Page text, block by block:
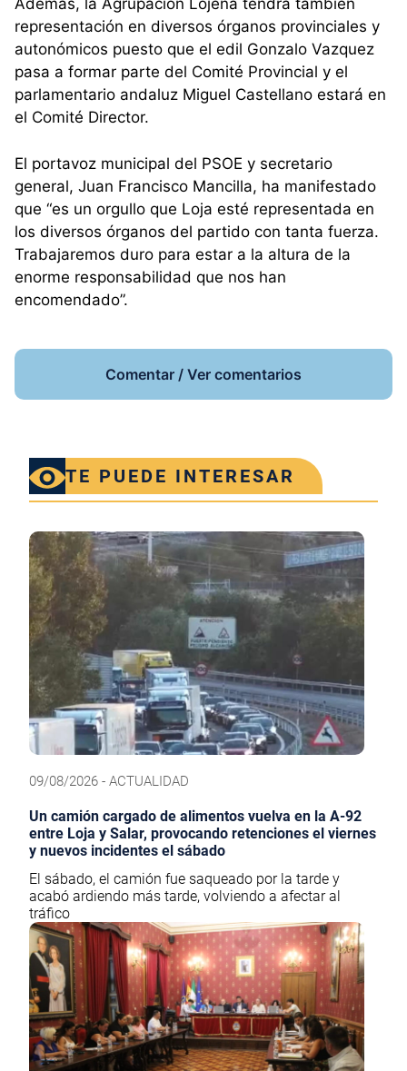
Ademas, la Agrupación Lojeña tendrá también
representación en diversos órganos provinciales y
autonómicos puesto que el edil Gonzalo Vazquez
pasa a formar parte del Comité Provincial y el
parlamentario andaluz Miguel Castellano estará en
el Comité Director.
El portavoz municipal del PSOE y secretario
general, Juan Francisco Mancilla, ha manifestado
que “es un orgullo que Loja esté representada en
los diversos órganos del partido con tanta fuerza.
Trabajaremos duro para estar a la altura de la
enorme responsabilidad que nos han
encomendado”.
Comentar / Ver comentarios
TE PUEDE INTERESAR
09/08/2026 - ACTUALIDAD
Un camión cargado de alimentos vuelva en la A-92
entre Loja y Salar, provocando retenciones el viernes
y nuevos incidentes el sábado
El sábado, el camión fue saqueado por la tarde y
acabó ardiendo más tarde, volviendo a afectar al
tráfico